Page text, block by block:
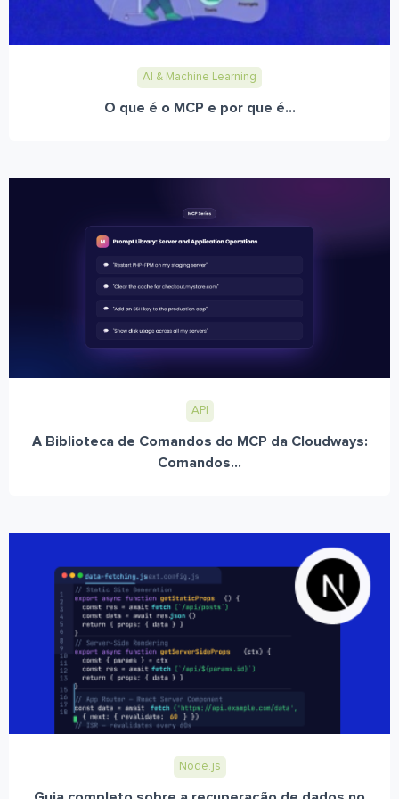
AI & Machine Learning
O que é o MCP e por que é...
API
A Biblioteca de Comandos do MCP da Cloudways:
Comandos...
Node.js